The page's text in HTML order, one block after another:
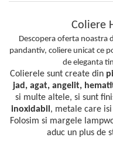
Coliere
Descopera oferta noastra
pandantiv, coliere unicat ce
de eleganta
Colierele sunt create din
jad, agat, angelit,
si multe altele, si sunt
inoxidabil , metale care
Folosim si margele
aduc un plus de